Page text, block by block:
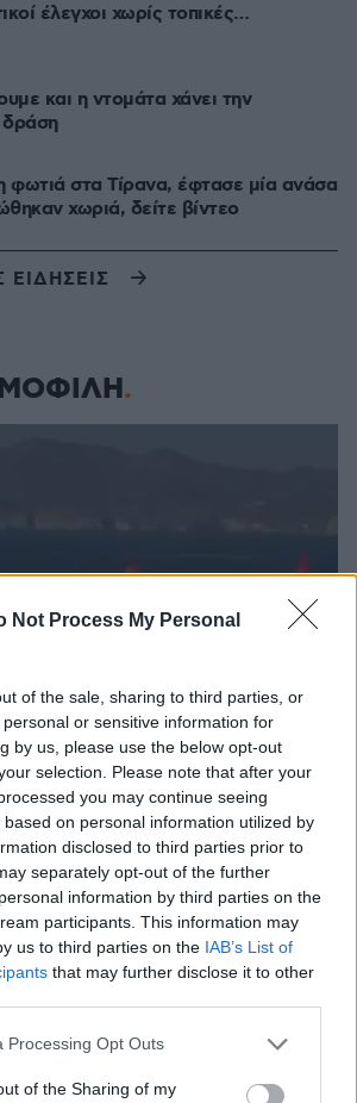
Not Process My Personal
of the sale, sharing to third parties, or
or sensitive information for
by us, please use the below opt-out
selection. Please note that after your
you may continue seeing
on personal information utilized by
disclosed to third parties prior to
separately opt-out of the further
information by third parties on the
participants. This information may
us to third parties on the IAB’s List of
that may further disclose it to other
website/app uses one or more Google
or usage behaviour. You may click to
Processing Opt Outs
of the Sharing of my
έλεγχοι χωρίς τοπικές…
και η ντομάτα χάνει την
δράση
φωτιά στα Τίρανα, έφτασε μία ανάσα
χωριά, δείτε βίντεο
ΕΙΔΗΣΕΙΣ
Loaded
100.00%
κενό στον νόμο όταν ένας...
Εισαγγελέα για το